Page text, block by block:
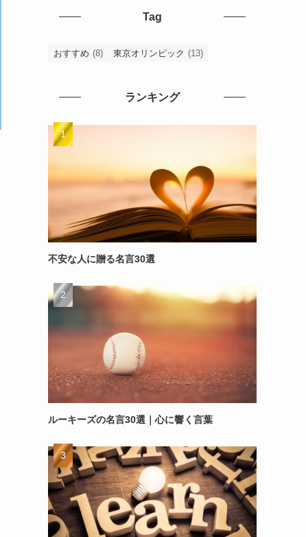
Tag
おすすめ (8) 東京オリンピック (13)
ランキング
不安な人に贈る名言30選
ルーキーズの名言30選｜心に響く言葉